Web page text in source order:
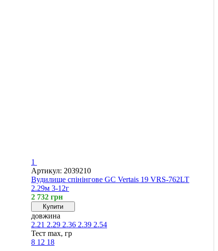
1
Артикул: 2039210
Вудилище спінінгове GC Vertais 19 VRS-762LT
2.29м 3-12г
2 732 грн
Купити
довжина
2.21 2.29 2.36 2.39 2.54
Тест max, гр
8 12 18